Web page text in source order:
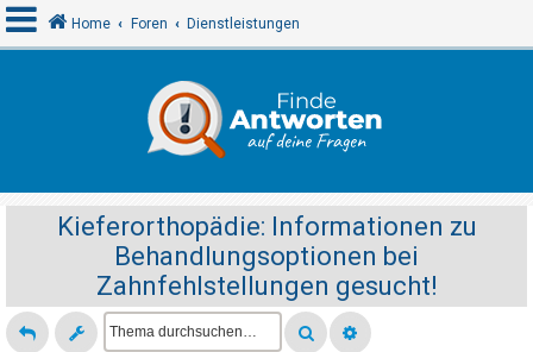
e
n
Home Foren Dienstleistungen
Kieferorthopädie: Informationen zu
Behandlungsoptionen bei
Zahnfehlstellungen gesucht!